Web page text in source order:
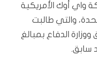
واي أوك الأمريكية
والتي طالبت
الدفاع بمبالغ
سابق.